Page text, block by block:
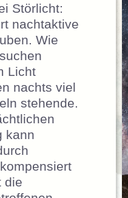
Störlicht:
nachtaktive
Wie
Licht
nachts viel
stehende.
kann
die